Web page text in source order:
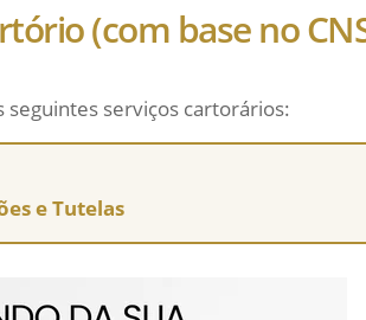
(com base no
seguintes serviços cartorários:
e Tutelas